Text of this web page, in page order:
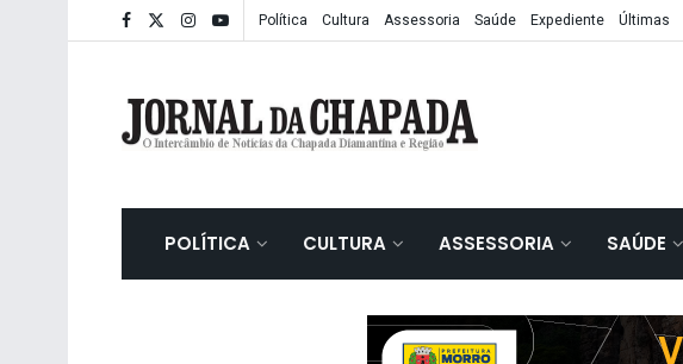
Política Cultura Assessoria Saúde Expediente Últimas
POLÍTICA CULTURA ASSESSORIA SAÚDE